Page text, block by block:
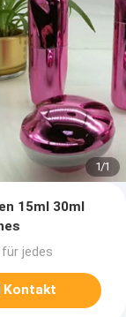
1/1
15ml 30ml
für jedes
Kontakt